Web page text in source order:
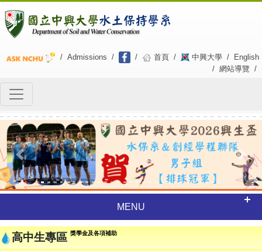
/ Admissions / / 首頁 / 中興大學 /
English
/ 網站導覽 /
Previous Next
MENU
高中生專區 獎學金及各項補助